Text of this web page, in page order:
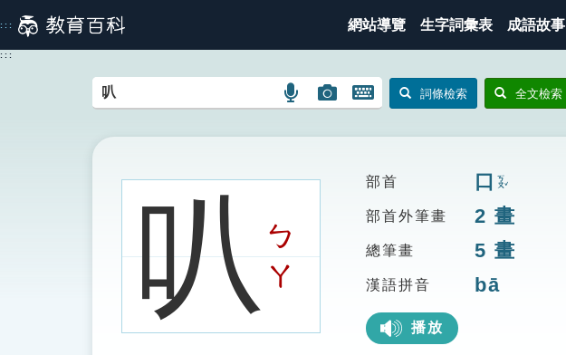
到
主
::: 網站導覽 生字詞彙表 成語故事
:::
語
搜
圖
圖
搜
開
鍵
圖
詞條檢索 全文檢索
叭ㄅ
ㄚ
部首 口 ㄎㄡˇ
部首外筆畫 2 畫
總筆畫 5 畫
漢語拼音 bā
播放